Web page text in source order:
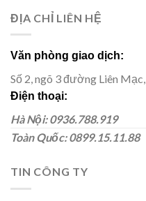
ĐỊA CHỈ LIÊN HỆ
Văn phòng giao dịch:
Số 2, ngõ 3 đường Liên
Điện thoại:
Hà Nội: 0936.788.919
Toàn Quốc: 0899.15.11.88
TIN CÔNG TY